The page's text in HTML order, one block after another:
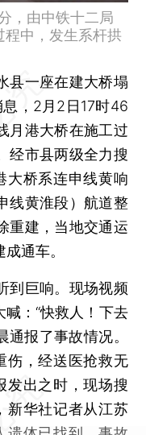
，由中铁十二局
中，发生系杆拱
县一座在建大桥塌
，2月2日17时46
月港大桥在施工过
经市县两级全力搜
大桥系连申线黄响
线黄淮段）航道整
重建，当地交通运
通车。
巨响。现场视频
：“快救人！下去
报了事故情况。
伤，经送医抢救无
发出之时，现场搜
新华社记者从江苏